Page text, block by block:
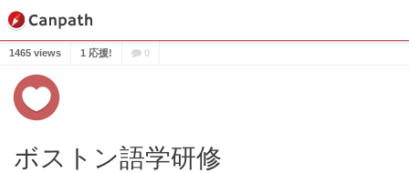
1465 views 1 応援! 0
ボストン語学研修